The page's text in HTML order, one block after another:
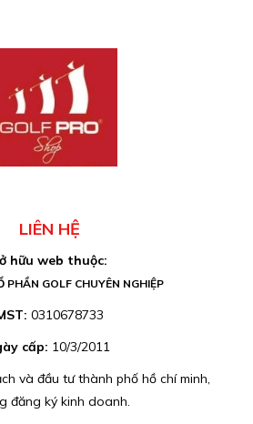
LIÊN HỆ
hữu web thuộc:
PHẦN GOLF CHUYÊN NGHIỆP
0310678733
cấp: 10/3/2011
và đầu tư thành phố hồ chí minh,
đăng ký kinh doanh.